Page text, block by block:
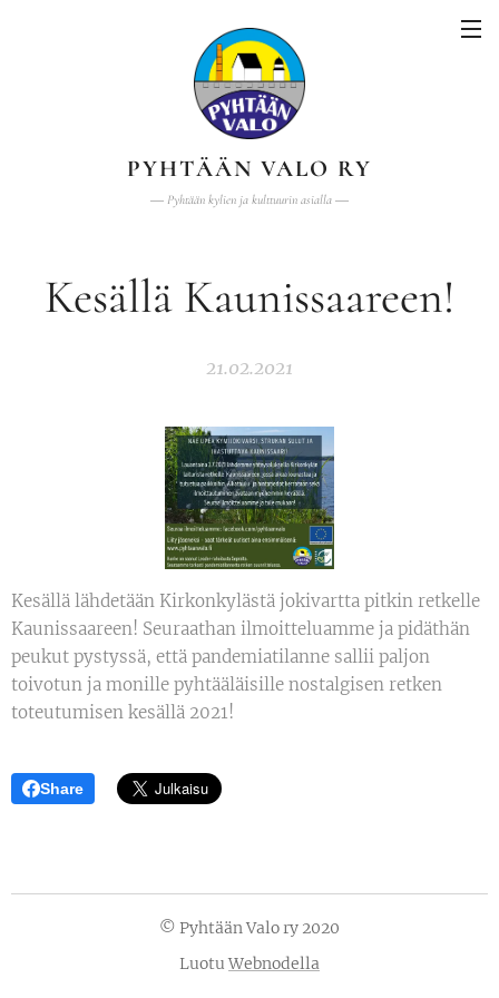
PYHTÄÄN VALO RY
― Pyhtään kylien ja kulttuurin asialla ―
Kesällä Kaunissaareen!
21.02.2021
Kesällä lähdetään Kirkonkylästä jokivartta pitkin retkelle
Kaunissaareen! Seuraathan ilmoitteluamme ja pidäthän
peukut pystyssä, että pandemiatilanne sallii paljon
toivotun ja monille pyhtääläisille nostalgisen retken
toteutumisen kesällä 2021!
Share
© Pyhtään Valo ry 2020
LuotuWebnodella